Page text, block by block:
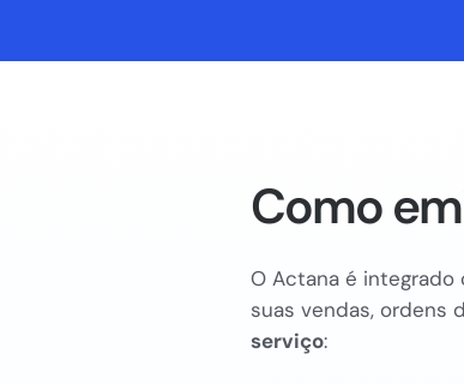
Como
O Actana é
suas vendas, ordens
serviço: